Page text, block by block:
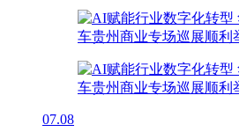
07.08